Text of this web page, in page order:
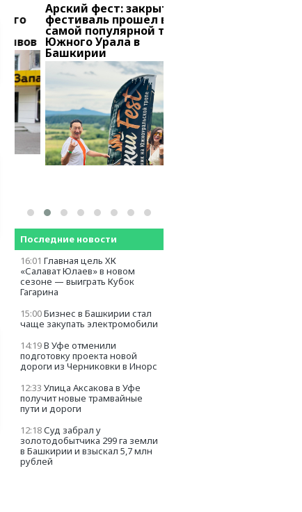
Арский фест: закрытый
фестиваль прошел в
самой популярной точке
Южного Урала в
Башкирии
Последние новости
16:01 Главная цель ХК
«Салават Юлаев» в новом
сезоне — выиграть Кубок
Гагарина
15:00Бизнес в Башкирии стал
чаще закупать электромобили
14:19В Уфе отменили
подготовку проекта новой
дороги из Черниковки в Инорс
12:33 Улица Аксакова в Уфе
получит новые трамвайные
пути и дороги
12:18Суд забрал у
золотодобытчика 299 га земли
в Башкирии и взыскал 5,7 млн
рублей